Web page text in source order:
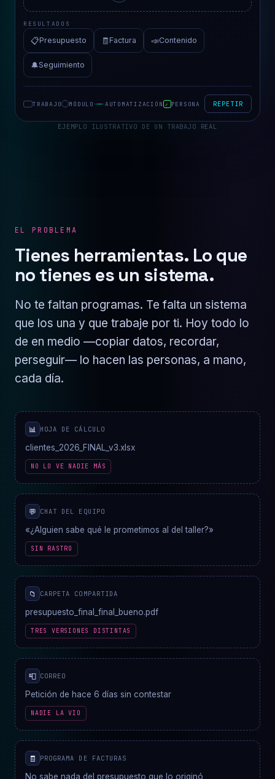
RESULTADOS
📋Presupuesto 🧾Factura 📣Contenido
🔔Seguimiento
TRABAJO MÓDULO AUTOMATIZACIÓN ✓ PERSONA REPETIR
EJEMPLO ILUSTRATIVO DE UN TRABAJO REAL
EL PROBLEMA
Tienes herramientas. Lo que
no tienes es un sistema.
No te faltan programas. Te falta un sistema
que los una y que trabaje por ti. Hoy todo lo
de en medio —copiar datos, recordar,
perseguir— lo hacen las personas, a mano,
cada día.
📊 HOJA DE CÁLCULO
clientes_2026_FINAL_v3.xlsx
NO LO VE NADIE MÁS
💬 CHAT DEL EQUIPO
«¿Alguien sabe qué le prometimos al del taller?»
SIN RASTRO
📁 CARPETA COMPARTIDA
presupuesto_final_final_bueno.pdf
TRES VERSIONES DISTINTAS
📮 CORREO
Petición de hace 6 días sin contestar
NADIE LA VIO
🧾 PROGRAMA DE FACTURAS
No sabe nada del presupuesto que lo originó